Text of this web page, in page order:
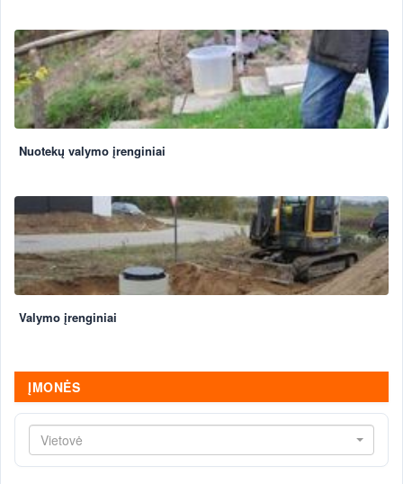
Nuotekų valymo įrenginiai
Valymo įrenginiai
ĮMONĖS
Vietovė